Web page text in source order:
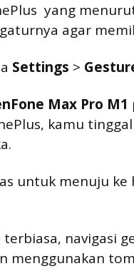
 yang
agar
Settings >
Max Pro M1
kamu
untuk menuju
navigasi
menggunakan